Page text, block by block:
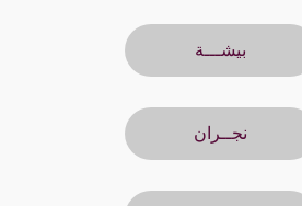
بيشـــة
نجــران